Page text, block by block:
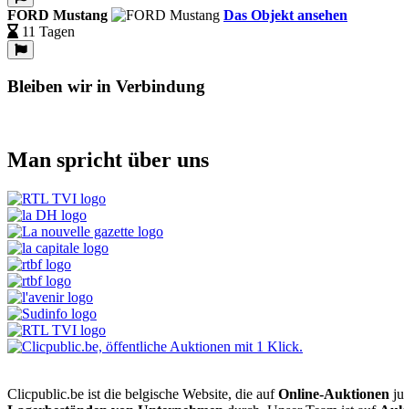
FORD Mustang
Das Objekt ansehen
11 Tagen
Bleiben wir in Verbindung
Man spricht über uns
Clicpublic.be ist die belgische Website, die aufOnline-Auktionen